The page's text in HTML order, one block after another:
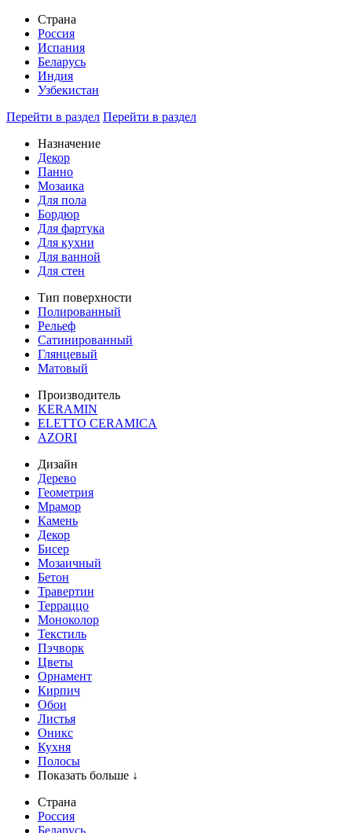
Страна
Россия
Испания
Беларусь
Индия
Узбекистан
Перейти в раздел Перейти в раздел
Назначение
Декор
Панно
Мозаика
Для пола
Бордюр
Для фартука
Для кухни
Для ванной
Для стен
Тип поверхности
Полированный
Рельеф
Сатинированный
Глянцевый
Матовый
Производитель
KERAMIN
ELETTO CERAMICA
AZORI
Дизайн
Дерево
Геометрия
Мрамор
Камень
Декор
Бисер
Мозаичный
Бетон
Травертин
Терраццо
Моноколор
Текстиль
Пэчворк
Цветы
Орнамент
Кирпич
Обои
Листья
Оникс
Кухня
Полосы
Показать больше ↓
Страна
Россия
Беларусь